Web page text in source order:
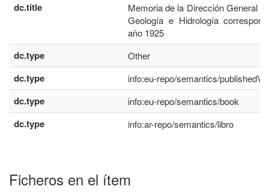
dc.title
Memoria de la Dirección General
Geología e Hidrología
año 1925
dc.type Other
dc.type info:eu-repo/semantics/
dc.type info:eu-repo/semantics/book
dc.type info:ar-repo/semantics/libro
Ficheros en el ítem